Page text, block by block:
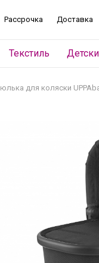
Рассрочка Доставка
Текстиль
для коляски